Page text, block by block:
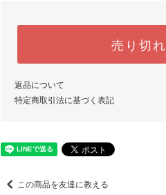
売り切れ
返品について
特定商取引法に基づく表記
この商品を友達に教える